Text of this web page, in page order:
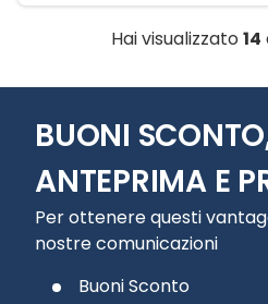
Hai visualizzato 14
BUONI
ANTEPRIMA E
Per ottenere questi
nostre comunicazioni
Buoni Sconto